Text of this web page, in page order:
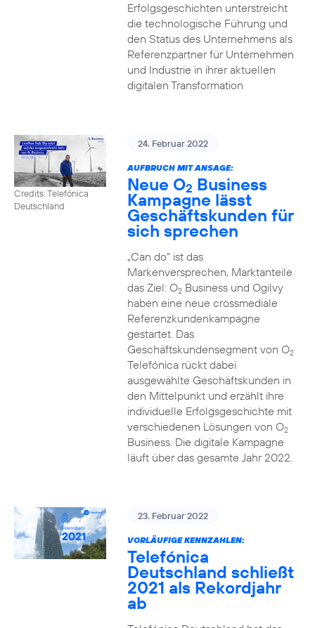
Erfolgsgeschichten unterstreicht
die technologische Führung und
den Status des Unternehmens als
Referenzpartner für Unternehmen
und Industrie in ihrer aktuellen
digitalen Transformation
Credits: Telefónica
Deutschland
24. Februar 2022
AUFBRUCH MIT ANSAGE:
Neue O2 Business
Kampagne lässt
Geschäftskunden für
sich sprechen
„Can do“ ist das
Markenversprechen, Marktanteile
das Ziel: O2Business und Ogilvy
haben eine neue crossmediale
Referenzkundenkampagne
gestartet. Das
Geschäftskundensegment von O2
Telefónica rückt dabei
ausgewählte Geschäftskunden in
den Mittelpunkt und erzählt ihre
individuelle Erfolgsgeschichte mit
verschiedenen Lösungen von O2
Business. Die digitale Kampagne
läuft über das gesamte Jahr 2022.
23. Februar 2022
VORLÄUFIGE KENNZAHLEN:
Telefónica
Deutschland schließt
2021 als Rekordjahr
ab